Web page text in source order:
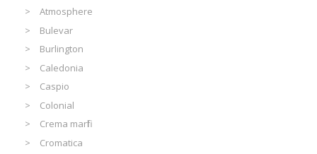
Atmosphere
Bulevar
Burlington
Caledonia
Caspio
Colonial
Crema marfil
Cromatica